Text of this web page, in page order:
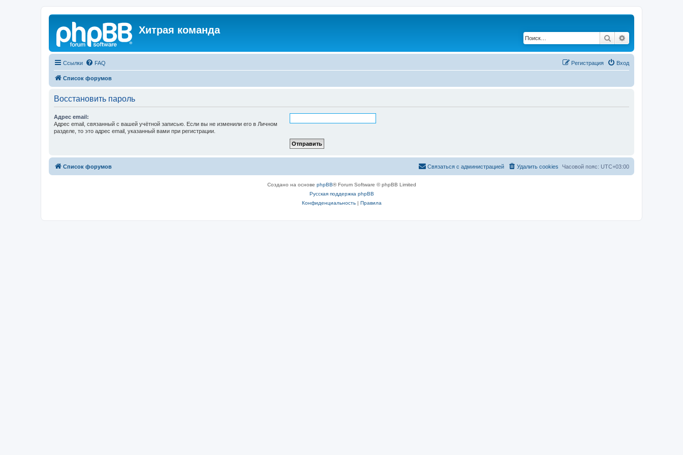
Хитрая команда
Поиск
Ссылки FAQ Вход
Регистрация
Список форумов
Восстановить пароль
Адрес email:
Адрес email, связанный с вашей учётной записью. Если вы не изменили его в Личном
разделе, то это адрес email, указанный вами при регистрации.
Список форумов Часовой пояс: UTC+03:00
Удалить cookies
Связаться с администрацией
Создано на основе phpBB® Forum Software © phpBB Limited
Русская поддержка phpBB
Конфиденциальность| Правила